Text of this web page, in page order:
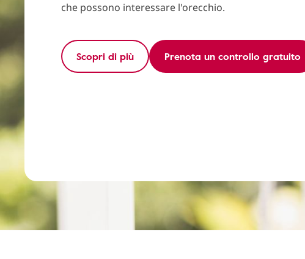
che possono interessare l'orecchio.
Scopri di più Prenota un controllo gratuito